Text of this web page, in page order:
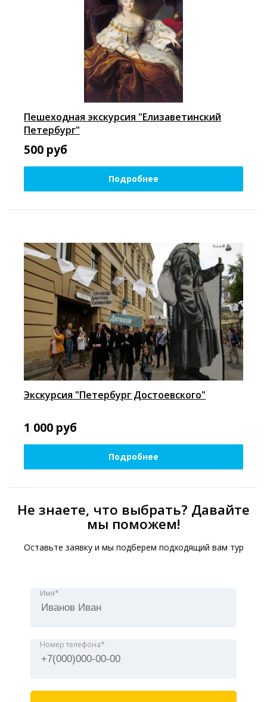
Пешеходная экскурсия "Елизаветинский
Петербург"
500 руб
Подробнее
Экскурсия "Петербург Достоевского"
1 000 руб
Подробнее
Не знаете, что выбрать? Давайте
мы поможем!
Оставьте заявку и мы подберем подходящий вам тур
Имя*
Номер телефона*